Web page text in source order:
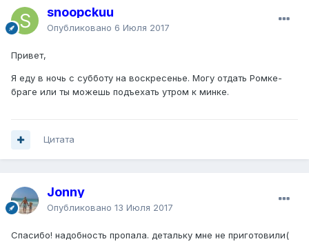
snoopckuu
Опубликовано 6 Июля 2017
Привет,
Я еду в ночь с субботу на воскресенье. Могу отдать Ромке-
браге или ты можешь подъехать утром к минке.
Цитата
Jonny
Опубликовано 13 Июля 2017
Спасибо! надобность пропала. детальку мне не приготовили(